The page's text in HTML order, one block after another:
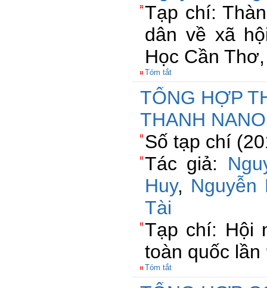
Tạp chí:
dân về xã
Học Cần
Tóm tắt
TỔNG HỢP
THANH
Số tạp chí
Tác giả:
Huy, Nguyễn
Tài
Tạp chí: Hội
toàn quốc lần
Tóm tắt